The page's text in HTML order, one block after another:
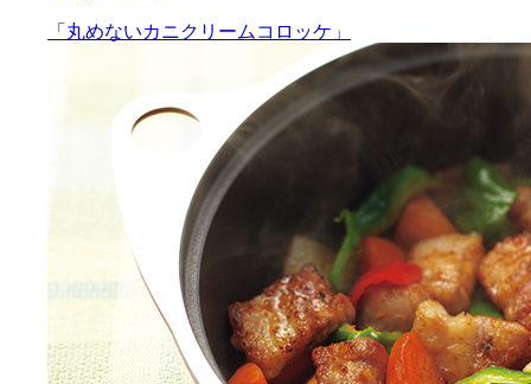
「丸めないカニクリームコロッケ」